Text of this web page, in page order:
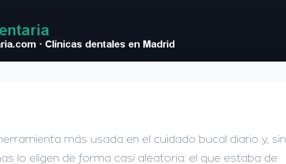
más usada en el cuidado bucal diario y, sin
lo eligen de forma casi aleatoria: el que estaba de